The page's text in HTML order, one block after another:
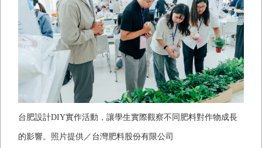
台肥設計DIY實作活動，讓學生實際觀察不同肥料對作物成長
的影響。照片提供／台灣肥料股份有限公司